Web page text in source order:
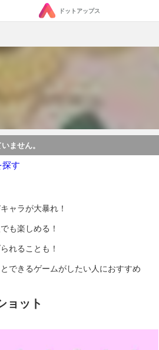
ドットアップス
ません。
す
ャラが大暴れ！
も楽しめる！
れることも！
できるゲームがしたい人におすすめ
ョット